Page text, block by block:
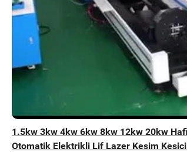
1.5kw 3kw 4kw 6kw 8kw 12kw 20kw
Otomatik Elektrikli Lif Lazer Kesim